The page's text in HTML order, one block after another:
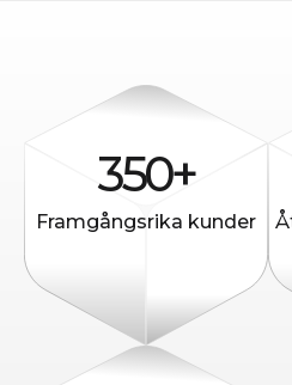
350+
Framgångsrika kunder